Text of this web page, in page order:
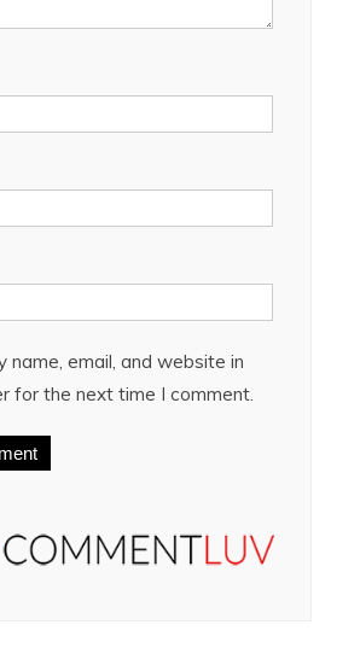
name, email, and website in
for the next time I comment.